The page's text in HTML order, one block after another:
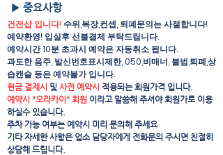
▶ 중요사항
건전샵 입니다! 수위,복장,컨셉, 퇴폐문의는 사절합니다!
예약환영! 입실후 선불결제 부탁드립니다.
예약시간 10분 초과시 예약은 자동취소 됩니다.
과도한 음주, 발신번호표시제한, 050,비매너, 불법,퇴폐,상
습캔슬 등은 예약불가 입니다.
현금 결제시 및 사전 예약시 적용되는 회원가격 입니다.
예약시 "오라카이" 회원 이라고 말씀해 주셔야 회원가로 이용
하실수 있습니다.
주차 가능 여부는 예약시 미리 문의해 주세요
​기타 자세한 사항은 업소 담당자에게 전화문의 주시면 친절히
상담해 드립니다.